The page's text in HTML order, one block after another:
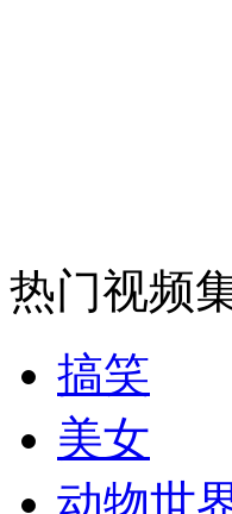
司机酒驾遇交警 急速
热门视频
搞笑
美女
动物世